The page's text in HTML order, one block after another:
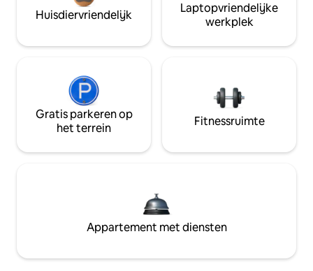
Huisdiervriendelijk
Laptopvriendelijke
werkplek
Gratis parkeren op
het terrein
Fitnessruimte
Appartement met diensten